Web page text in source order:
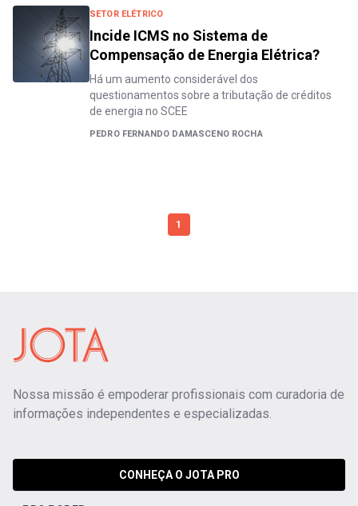
SETOR ELÉTRICO
Incide ICMS no Sistema de
Compensação de Energia Elétrica?
Há um aumento considerável dos
questionamentos sobre a tributação de créditos
de energia no SCEE
PEDRO FERNANDO DAMASCENO ROCHA
1
Nossa missão é empoderar profissionais com curadoria de
informações independentes e especializadas.
CONHEÇA O JOTA PRO